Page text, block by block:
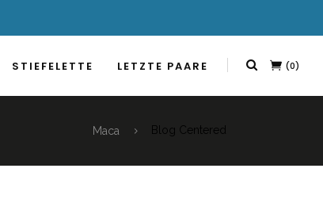
STIEFELETTE LETZTE PAARE (0)
Maca Blog Centered